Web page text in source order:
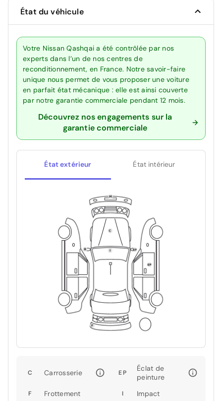
État du véhicule
Votre Nissan Qashqai a été contrôlée par nos
experts dans l’un de nos centres de
reconditionnement, en France. Notre savoir-faire
unique nous permet de vous proposer une voiture
en parfait état mécanique : elle est ainsi couverte
par notre garantie commerciale pendant 12 mois.
Découvrez nos engagements sur la
garantie commerciale
État extérieur État intérieur
C Carrosserie EP
Éclat de
peinture
F Frottement I Impact